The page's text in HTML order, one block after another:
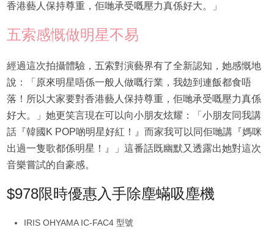
香港藝人保持尊重，佢哋承受嘅壓力真係好大。」
五索感慨做明星不易
經過這次拍攝體驗，五索對演藝界有了全新認知，她感慨地
說：「原來明星唔係一般人做嘅行業，我攰到連飯都食唔
落！所以大家要對香港藝人保持尊重，佢哋承受嘅壓力真係
好大。」她更笑言現在可以向小朋友炫耀：「小朋友同我講
話『韓國K POP啲明星好紅！』而家我可以同佢哋講『媽咪
出過一隻歌都係明星！』」這番話既幽默又透露出她對這次
音樂嘗試的自豪感。
$978限時優惠入手除塵蟎吸塵機
IRIS OHYAMA IC-FAC4 型號